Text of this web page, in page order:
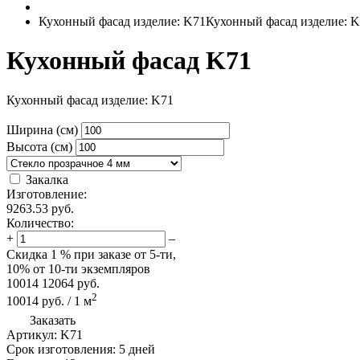
Кухонный фасад изделие: K71Кухонный фасад изделие:
Кухонный фасад K71
Кухонный фасад изделие: K71
Ширина (см)
Высота (см)
Закалка
Изготовление:
9263.53 руб.
Количество:
+
–
Скидка 1 % при заказе от 5-ти,
10% от 10-ти экземпляров
10014 12064 руб.
10014 руб. / 1 м2
Заказать
Артикул: K71
Срок изготовления: 5 дней